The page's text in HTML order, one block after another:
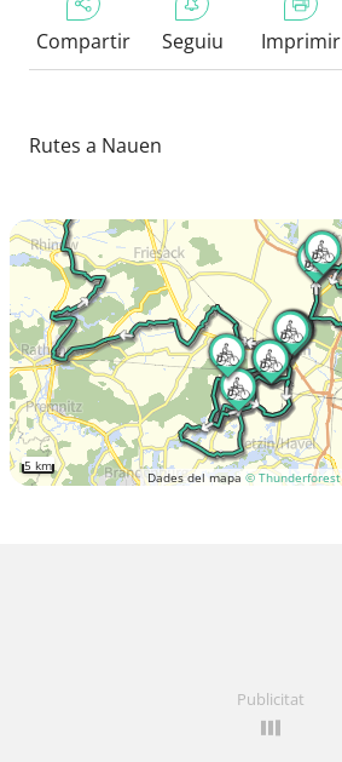
Compartir Seguiu Imprimir
Rutes a Nauen
Dades del mapa © Thunderforest
5 km
Publicitat